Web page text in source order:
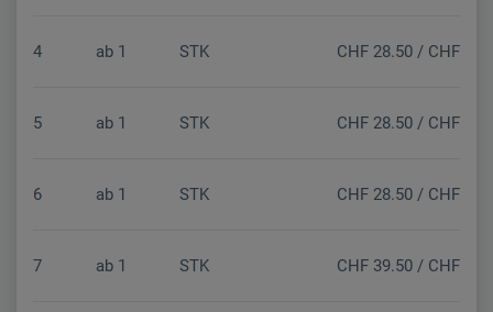
4 ab 1 STK CHF 28.50 / CHF
5 ab 1 STK CHF 28.50 / CHF
6 ab 1 STK CHF 28.50 / CHF
7 ab 1 STK CHF 39.50 / CHF